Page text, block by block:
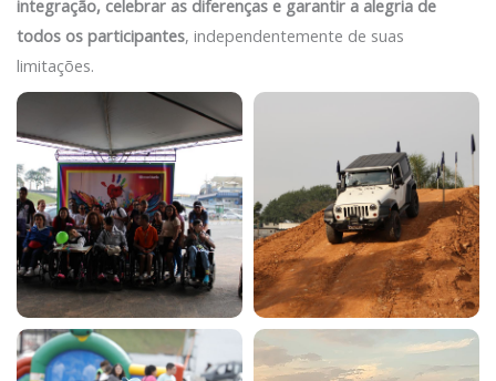
integração, celebrar as diferenças e garantir a alegria de
todos os participantes, independentemente de suas
limitações.